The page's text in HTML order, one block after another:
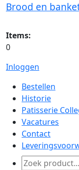
Brood en
Items:
0
Inloggen
Bestellen
Historie
Patisserie
Vacatures
Contact